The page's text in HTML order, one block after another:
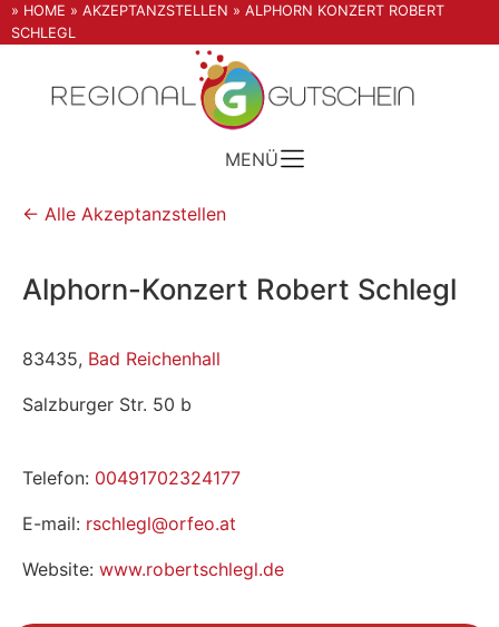
» HOME » AKZEPTANZSTELLEN » ALPHORN KONZERT ROBERT
SCHLEGL
MENÜ
← Alle Akzeptanzstellen
Alphorn-Konzert Robert Schlegl
83435, Bad Reichenhall
Salzburger Str. 50 b
Telefon: 00491702324177
E-mail: rschlegl@orfeo.at
Website: www.robertschlegl.de